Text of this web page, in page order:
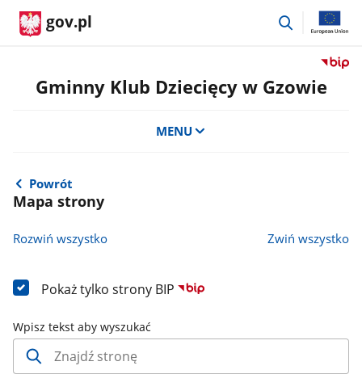
gov.pl
przejdź
Przejdź
do
Gzowie
Gminny Klub Dziecięcy w Gzowie
MENU
Powrót
Mapa strony
Rozwiń wszystko Zwiń wszystko
Pokaż tylko strony BIP
Wpisz tekst aby wyszukać